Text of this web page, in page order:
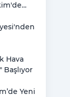
Hava
Başlıyor
Yeni